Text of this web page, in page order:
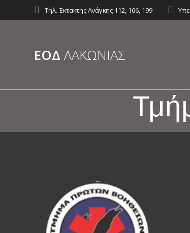
to
Τηλ. Έκτακτης Ανάγκης 112, 166, 199
ΕΟΔ ΛΑΚΩΝΊΑΣ